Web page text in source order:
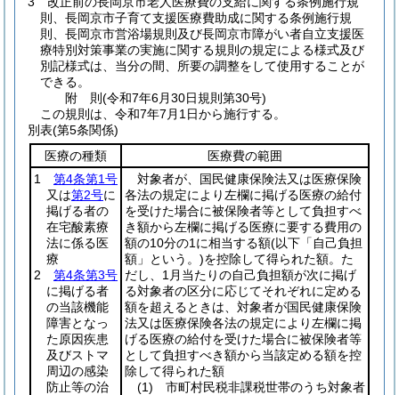
則、長岡京市子育て支援医療費助成に関する条例施行規
則、長岡京市営浴場規則及び長岡京市障がい者自立支援医
療特別対策事業の実施に関する規則の規定による様式及び
別記様式は、当分の間、所要の調整をして使用することが
できる。
附 則(令和7年6月30日規則第30号)
この規則は、令和7年7月1日から施行する。
別表(第5条関係)
医療の種類
医療費の範囲
1 第4条第1号
又は第2号に
掲げる者の
在宅酸素療
法に係る医
療
2 第4条第3号
に掲げる者
の当該機能
障害となっ
た原因疾患
及びストマ
周辺の感染
防止等の治
対象者が、国民健康保険法又は医療保険
各法の規定により左欄に掲げる医療の給付
を受けた場合に被保険者等として負担すべ
き額から左欄に掲げる医療に要する費用の
額の10分の1に相当する額(以下「自己負担
額」という。)を控除して得られた額。た
だし、1月当たりの自己負担額が次に掲げ
る対象者の区分に応じてそれぞれに定める
額を超えるときは、対象者が国民健康保険
法又は医療保険各法の規定により左欄に掲
げる医療の給付を受けた場合に被保険者等
として負担すべき額から当該定める額を控
除して得られた額
(1) 市町村民税非課税世帯のうち対象者